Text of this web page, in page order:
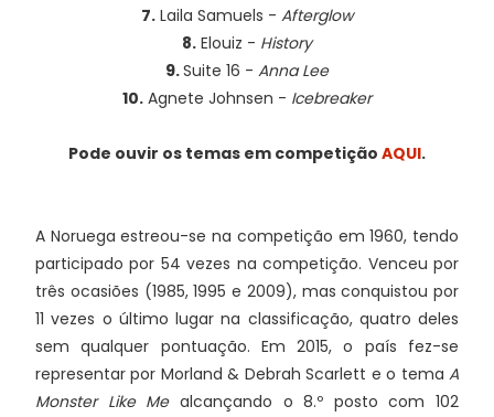
7. Laila Samuels - Afterglow
8. Elouiz - History
9.Suite 16 - Anna Lee
10. Agnete Johnsen - Icebreaker
Pode ouvir os temas em competição AQUI.
A Noruega estreou-se na competição em 1960, tendo
participado por 54 vezes na competição. Venceu por
três ocasiões (1985, 1995 e 2009), mas conquistou por
11 vezes o último lugar na classificação, quatro deles
sem qualquer pontuação. Em 2015, o país fez-se
representar por Morland & Debrah Scarlett e o tema A
Monster Like Mealcançando o 8.º posto com 102